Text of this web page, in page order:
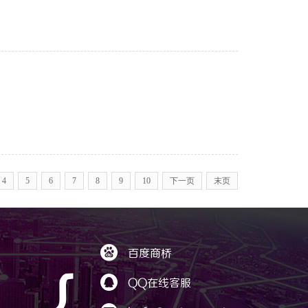
4 5 6 7 8 9 10 下一页 末页
 百度商桥
 QQ在线客服